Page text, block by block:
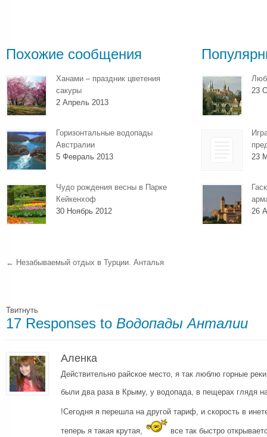
Похожие сообщения
Ханами – праздник цветения
сакуры
2 Апрель 2013
Горизонтальные водопады
Австралии
5 Февраль 2013
Чудо рождения весны в Парке
Кейкенхоф
30 Ноябрь 2012
23
23
26
← Незабываемый отдых в Турции. Анталья
Твитнуть
17 Responses to Водопады Анталии
Аленка
Действительно райское место, я так люблю горные
были два раза в Крыму, у водопада, в пещерах глядя
!Сегодня я перешла на другой тариф, и скорость в
теперь я такая крутая,
все так быстро